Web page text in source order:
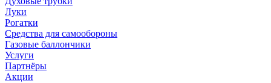
Луки
Рогатки
Средства для самообороны
Газовые баллончики
Услуги
Партнёры
Акции